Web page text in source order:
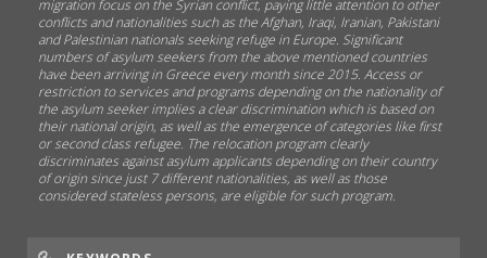
migration focus on the Syrian conflict, paying little attention to other
conflicts and nationalities such as the Afghan, Iraqi, Iranian, Pakistani
and Palestinian nationals seeking refuge in Europe. Significant
numbers of asylum seekers from the above mentioned countries
have been arriving in Greece every month since 2015. Access or
restriction to services and programs depending on the nationality of
the asylum seeker implies a clear discrimination which is based on
their national origin, as well as the emergence of categories like first
or second class refugee. The relocation program clearly
discriminates against asylum applicants depending on their country
of origin since just 7 different nationalities, as well as those
considered stateless persons, are eligible for such program.